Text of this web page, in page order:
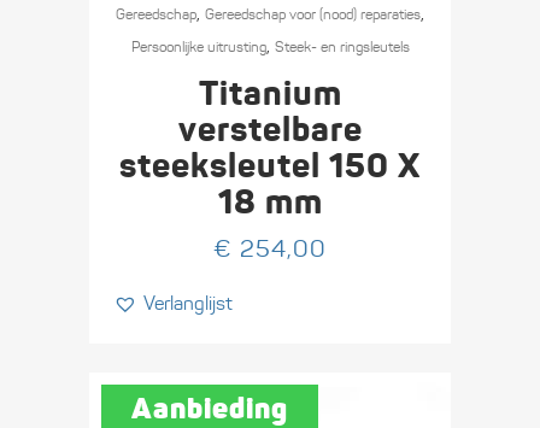
Gereedschap, Gereedschap voor (nood) reparaties,
Persoonlijke uitrusting, Steek- en ringsleutels
Titanium
verstelbare
steeksleutel 150 X
18 mm
€ 254,00
Verlanglijst
Aanbieding